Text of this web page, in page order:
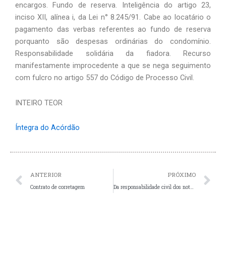
encargos. Fundo de reserva. Inteligência do artigo 23,
inciso XII, alínea i, da Lei n° 8.245/91. Cabe ao locatário o
pagamento das verbas referentes ao fundo de reserva
porquanto são despesas ordinárias do condomínio.
Responsabilidade solidária da fiadora. Recurso
manifestamente improcedente a que se nega seguimento
com fulcro no artigo 557 do Código de Processo Civil.
INTEIRO TEOR
Íntegra do Acórdão
Prev
ANTERIOR
Contrato de corretagem
PRÓXIMO
Da responsabilidade civil dos notários e registradores